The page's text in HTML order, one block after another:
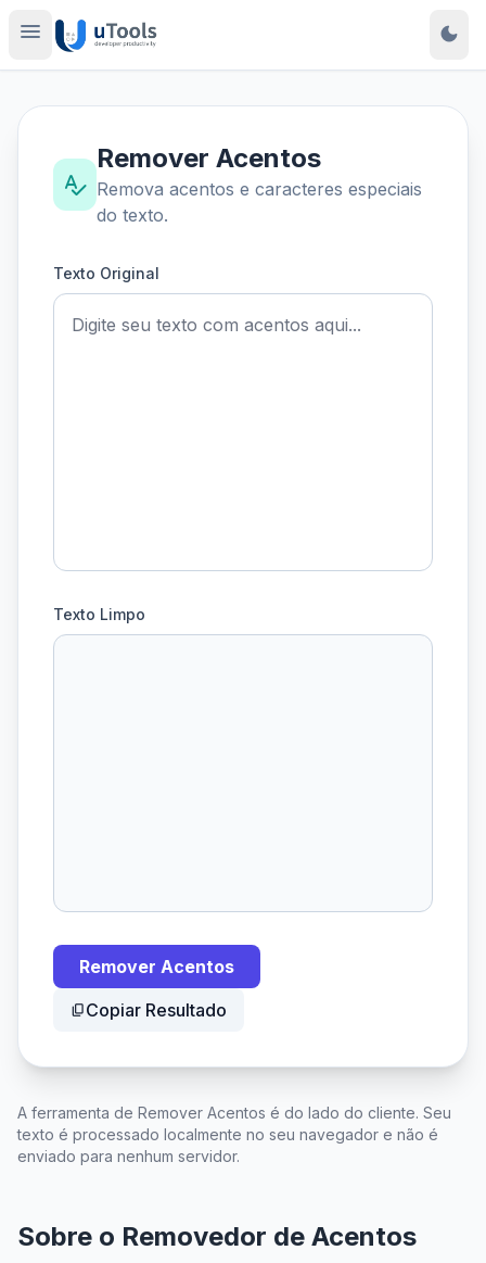
menu dark_mode
spellcheck
Remover Acentos
Remova acentos e caracteres especiais
do texto.
Texto Original
Texto Limpo
Remover Acentos
content_copy Copiar Resultado
A ferramenta de Remover Acentos é do lado do cliente. Seu
texto é processado localmente no seu navegador e não é
enviado para nenhum servidor.
Sobre o Removedor de Acentos